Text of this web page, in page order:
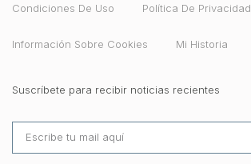
Condiciones De Uso Política De Privacidad
Información Sobre Cookies Mi Historia
Suscríbete para recibir noticias recientes